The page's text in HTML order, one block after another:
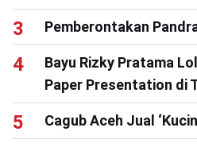
Pemberontakan
Bayu Rizky Pratama
Paper Presentation di
Cagub Aceh Jual